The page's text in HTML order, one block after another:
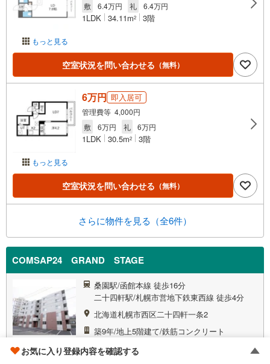
もっと見る
敷
6.4万円 礼 6.4万円
1LDK 34.11m2 3階
空室状況を問い合わせる （無料）
もっと見る
6万円 即入居可
管理費等 4,000円
敷
6万円 礼 6万円
1LDK 30.5m2 3階
空室状況を問い合わせる （無料）
さらに物件を見る（全6件）
COMSAP24 GRAND STAGE
桑園駅/函館本線 徒歩16分
二十四軒駅/札幌市営地下鉄東西線 徒歩4分
北海道札幌市西区二十四軒一条2
築9年/地上5階建て/鉄筋コンクリート
マンション 件
お気に入り登録内容を確認する